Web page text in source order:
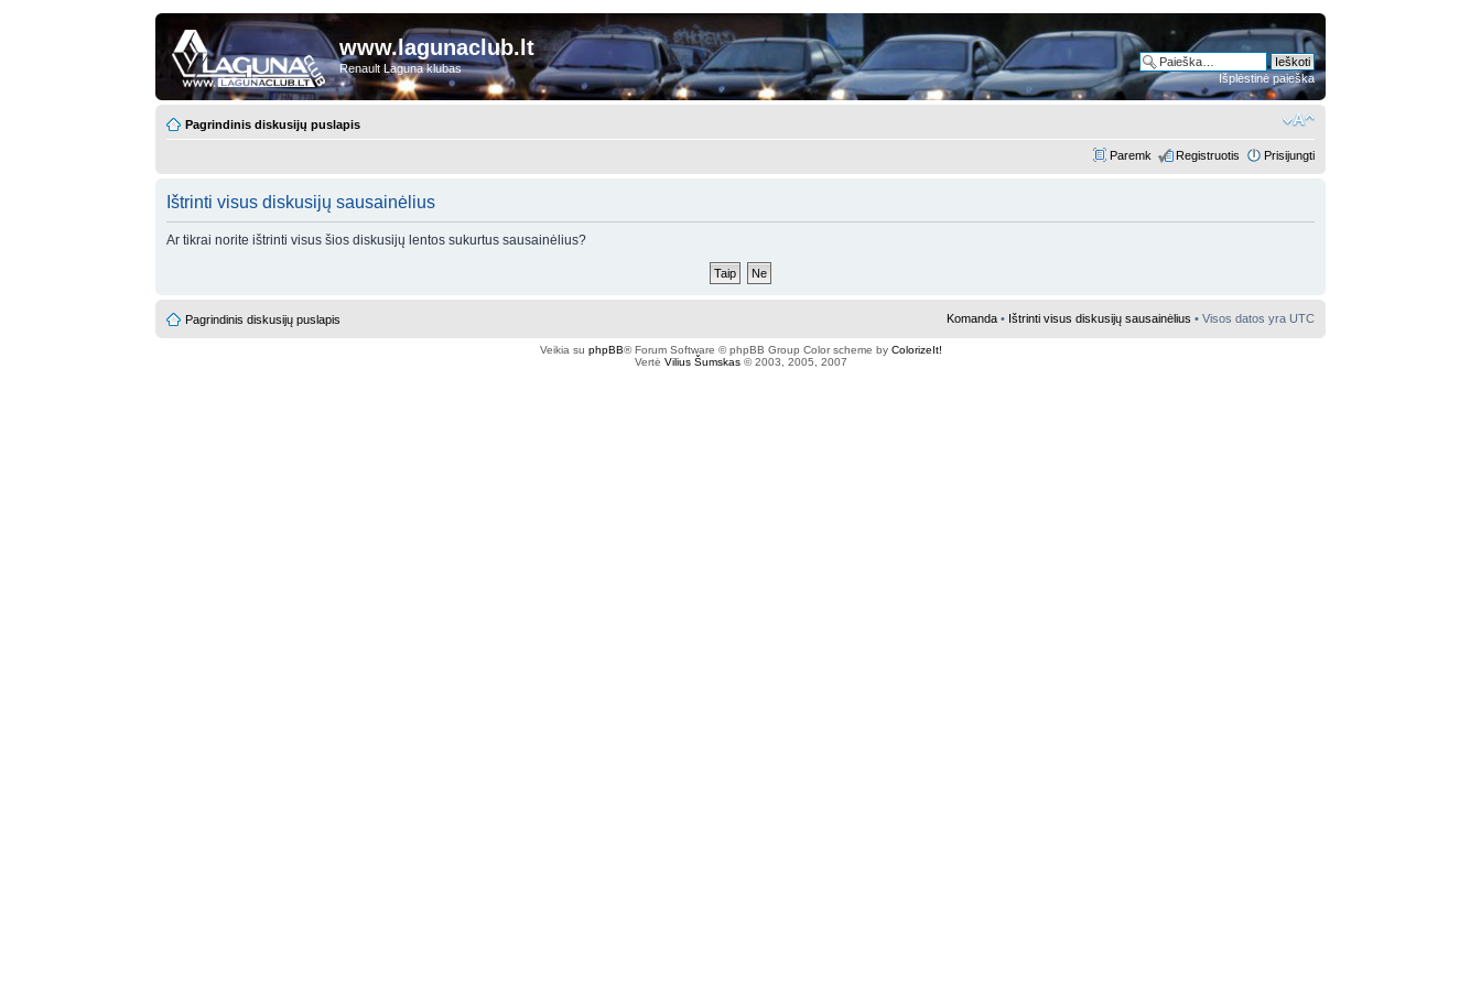
www.lagunaclub.lt
Renault Laguna klubas
Išplėstinė paieška
Pagrindinis diskusijų puslapis
Paremk Registruotis Prisijungti
Ištrinti visus diskusijų sausainėlius
Ar tikrai norite ištrinti visus šios diskusijų lentos sukurtus sausainėlius?
Pagrindinis diskusijų puslapis Komanda• Ištrinti visus diskusijų sausainėlius • Visos datos yra UTC
Veikia su phpBB® Forum Software © phpBB Group Color scheme by ColorizeIt!
Vertė Vilius Šumskas© 2003, 2005, 2007